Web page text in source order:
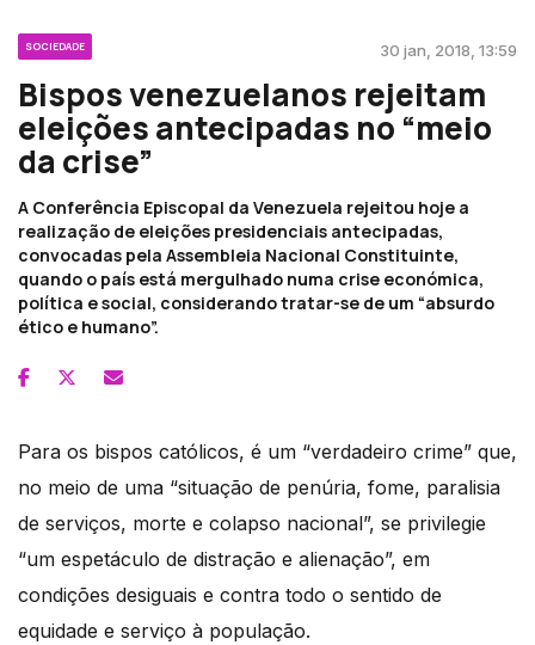
SOCIEDADE 30 jan, 2018, 13:59
Bispos venezuelanos rejeitam
eleições antecipadas no “meio
da crise”
A Conferência Episcopal da Venezuela rejeitou hoje a
realização de eleições presidenciais antecipadas,
convocadas pela Assembleia Nacional Constituinte,
quando o país está mergulhado numa crise económica,
política e social, considerando tratar-se de um “absurdo
ético e humano”.
Para os bispos católicos, é um “verdadeiro crime” que,
no meio de uma “situação de penúria, fome, paralisia
de serviços, morte e colapso nacional”, se privilegie
“um espetáculo de distração e alienação”, em
condições desiguais e contra todo o sentido de
equidade e serviço à população.